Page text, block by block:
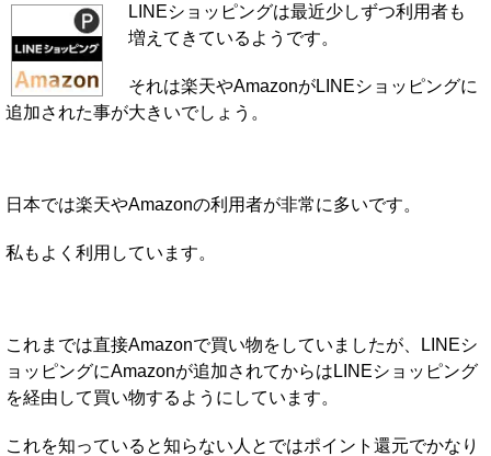
LINEショッピングは最近少しずつ利用者も
増えてきているようです。
それは楽天やAmazonがLINEショッピングに
追加された事が大きいでしょう。
日本では楽天やAmazonの利用者が非常に多いです。
私もよく利用しています。
これまでは直接Amazonで買い物をしていましたが、LINEシ
ョッピングにAmazonが追加されてからはLINEショッピング
を経由して買い物するようにしています。
これを知っていると知らない人とではポイント還元でかなり